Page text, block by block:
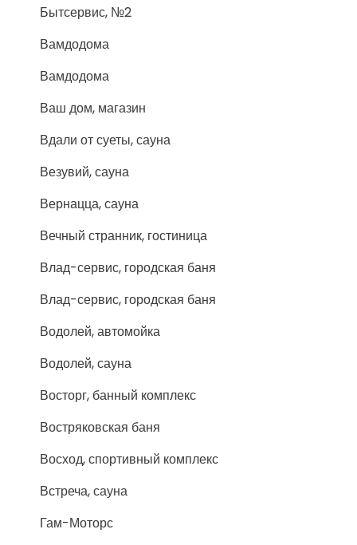
Бытсервис, №2
Вамдодома
Вамдодома
Ваш дом, магазин
Вдали от суеты, сауна
Везувий, сауна
Вернацца, сауна
Вечный странник, гостиница
Влад-сервис, городская баня
Влад-сервис, городская баня
Водолей, автомойка
Водолей, сауна
Восторг, банный комплекс
Востряковская баня
Восход, спортивный комплекс
Встреча, сауна
Гам-Моторс